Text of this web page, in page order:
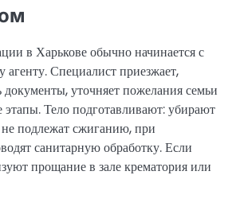
в Харькове обычно начинается с
агенту. Специалист приезжает,
уточняет пожелания семьи
этапы. Тело подготавливают: убирают
подлежат сжиганию, при
санитарную обработку. Если
прощание в зале крематория или